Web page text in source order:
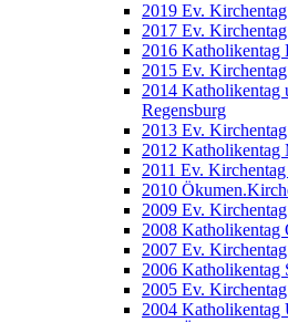
2019 Ev.
2017 Ev.
2016 Katholikentag
2015 Ev.
2014
Regensburg
2013 Ev.
2012 Katholikentag
2011 Ev.
2010
2009 Ev.
2008 Katholikentag
2007 Ev.
2006 Katholikentag
2005 Ev.
2004 Katholikentag